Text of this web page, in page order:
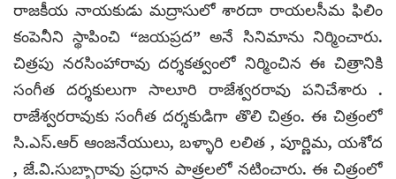
రాజకీయ నాయకుడు మద్రాసులో శారదా రాయలసీమ ఫిలిం
కంపెనీని స్థాపించి “జయప్రద” అనే సినిమాను నిర్మించారు.
చిత్రపు నరసింహారావు దర్శకత్వంలో నిర్మించిన ఈ చిత్రానికి
సంగీత దర్శకులుగా సాలూరి రాజేశ్వరరావు పనిచేశారు .
రాజేశ్వరరావుకు సంగీత దర్శకుడిగా తొలి చిత్రం. ఈ చిత్రంలో
సి.ఎస్.ఆర్ ఆంజనేయులు, బళ్ళారి లలిత , పూర్ణిమ, యశోద
, జే.వి.సుబ్బారావు ప్రధాన పాత్రలలో నటించారు. ఈ చిత్రంలో